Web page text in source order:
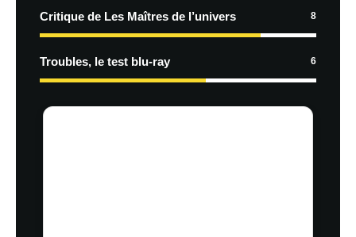
Critique de Les Maîtres de l’univers 8
Troubles, le test blu-ray 6